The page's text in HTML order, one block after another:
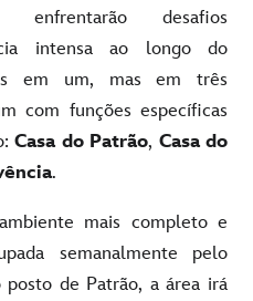
enfrentarão desafios
intensa ao longo do
em um, mas em três
com funções específicas
Casa do Patrão, Casa do
.
mais completo e
semanalmente pelo
de Patrão, a área irá